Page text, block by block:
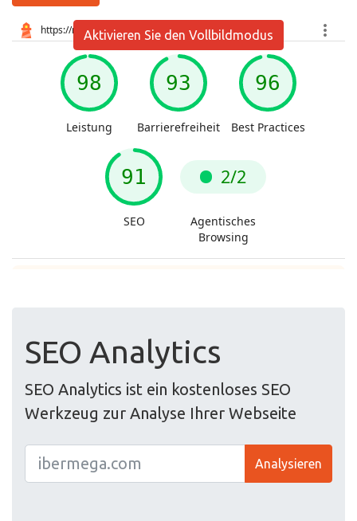
Aktivieren Sie den Vollbildmodus
SEO Analytics
SEO Analytics ist ein kostenloses SEO
Werkzeug zur Analyse Ihrer Webseite
Analysieren